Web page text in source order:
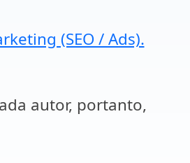
(SEO / Ads).
autor, portanto,